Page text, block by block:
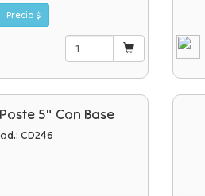
Precio $
5" Con Base
CD246